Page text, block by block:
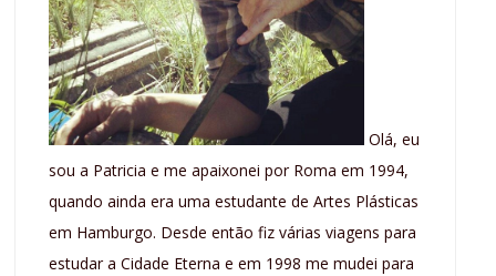
Olá, eu
sou a Patricia e me apaixonei por Roma em 1994,
quando ainda era uma estudante de Artes Plásticas
em Hamburgo. Desde então fiz várias viagens para
estudar a Cidade Eterna e em 1998 me mudei para